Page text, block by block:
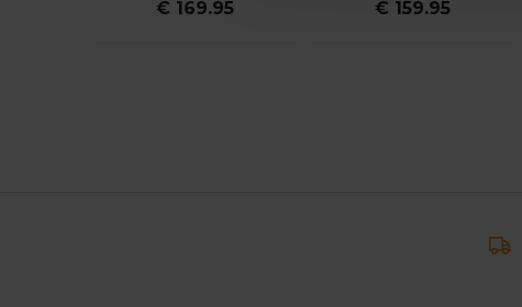
€ 169.95 € 159.95